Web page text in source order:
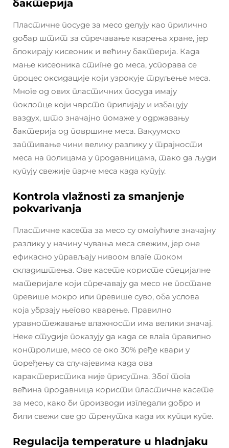
бактерија
Пластичне посуде за месо делују као прилично
добар штит за спречавање кварења хране, јер
блокирају кисеоник и већину бактерија. Када
мање кисеоника стигне до меса, успорава се
процес оксидације који узрокује труљење меса.
Многе од ових пластичних посуда имају
поклопце који чврсто прилијају и избацују
ваздух, што значајно помаже у одржавању
бактерија од површине меса. Вакуумско
заптивање чини велику разлику у трајности
меса на полицама у продавницама, тако да људи
купују свежије парче меса када купују.
Kontrola vlažnosti za smanjenje
pokvarivanja
Пластичне касета за месо су омогућиле значајну
разлику у начину чувања меса свежим, јер оне
ефикасно управљају нивоом влаге током
складиштења. Ове касете користе специјалне
материјале који спречавају да месо не постане
превише мокро или превише суво, оба условa
која убрзају његово кварење. Правилно
уравнотежавање влажности има велики значај.
Неке студије показују да када се влага правилно
контролише, месо се око 30% ређе квари у
поређењу са случајевима када ова
карактеристика није присутна. Због тога
већина продавница користи пластичне касете
за месо, како би производи изгледали добро и
били свежи све до тренутка када их купци купе.
Regulacija temperature u hladnjaku